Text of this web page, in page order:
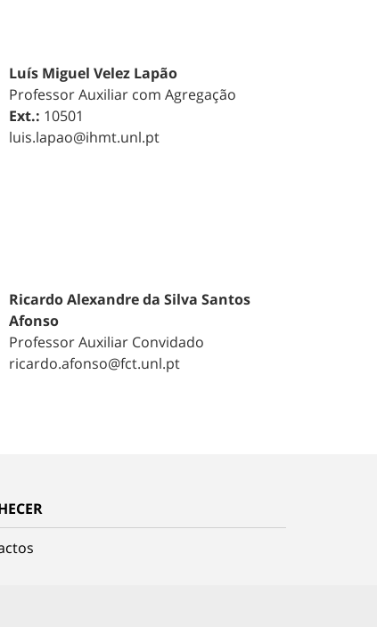
Luís Miguel Velez Lapão
Professor Auxiliar com Agregação
Ext.: 10501
luis.lapao@ihmt.unl.pt
Ricardo Alexandre da Silva Santos
Afonso
Professor Auxiliar Convidado
ricardo.afonso@fct.unl.pt